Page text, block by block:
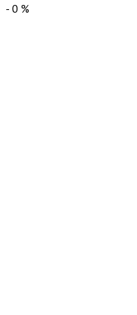
- 0 %